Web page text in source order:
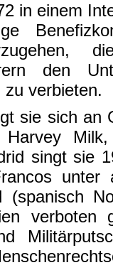
in einem
den
verbieten.
sie sich an
Harvey
singt sie
(spanisch
verboten